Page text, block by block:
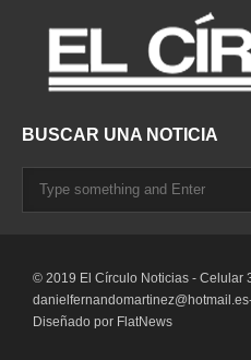
BUSCAR UNA NOTICIA
© 2019 El Círculo Noticias - Celular
Diseñado por FlatNews